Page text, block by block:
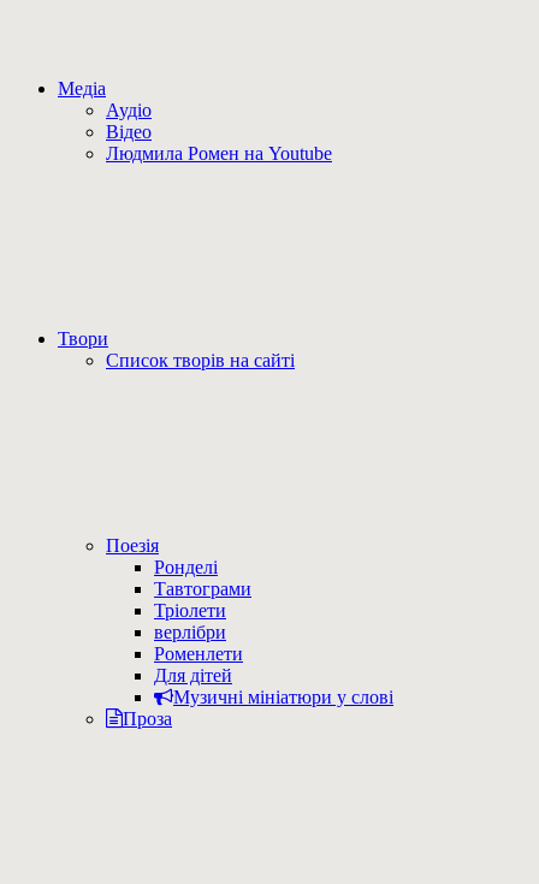
Медіа
Аудіо
Відео
Людмила Ромен на Youtube
Твори
Список творів на сайті
Поезія
Ронделі
Тавтограми
Тріолети
верлібри
Роменлети
Для дітей
Музичні мініатюри у слові
Проза